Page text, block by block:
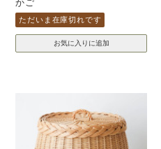
かご
ただいま在庫切れです